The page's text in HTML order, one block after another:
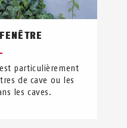
particulièrement
de cave ou les
les caves.